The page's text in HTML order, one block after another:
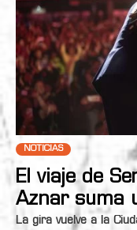
NOTICIAS
El viaje de
Aznar suma
La gira vuelve a la